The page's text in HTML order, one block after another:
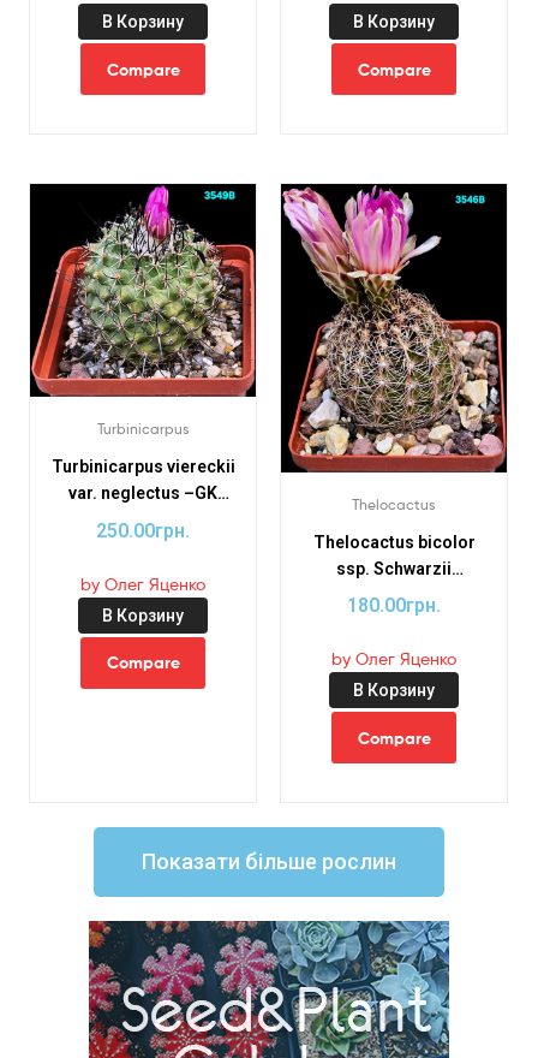
В Корзину
Compare
В Корзину
Compare
Turbinicarpus
Turbinicarpus viereckii
var. neglectus –GK
(8×8)-3549B
250.00грн.
by Олег Яценко
В Корзину
Compare
Thelocactus
Thelocactus bicolor
ssp. Schwarzii
(8×8)-3546B
180.00грн.
by Олег Яценко
В Корзину
Compare
Показати більше рослин